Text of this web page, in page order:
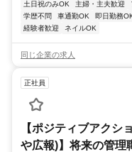
土日祝のみOK
主婦・主夫歓迎
学歴不問
車通勤OK 即日勤務
経験者歓迎
ネイルOK
同じ企業の求人
正社員
【ポジティブアクシ
や広報)】将来の管理